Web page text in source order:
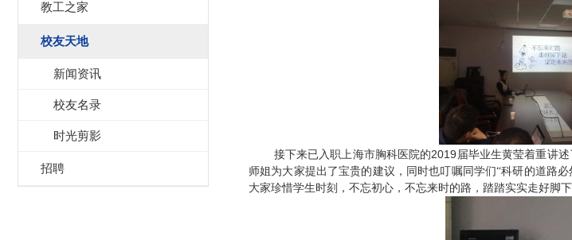
教工之家
校友天地
新闻资讯
校友名录
时光剪影
招聘
接下来已入职上海市胸科医院的2019 届毕业生黄莹着重讲
师姐为大家提出了宝贵的建议，同时也叮嘱同学们“科研的道路
大家珍惜学生时刻，不忘初心，不忘来时的路，踏踏实实走好脚